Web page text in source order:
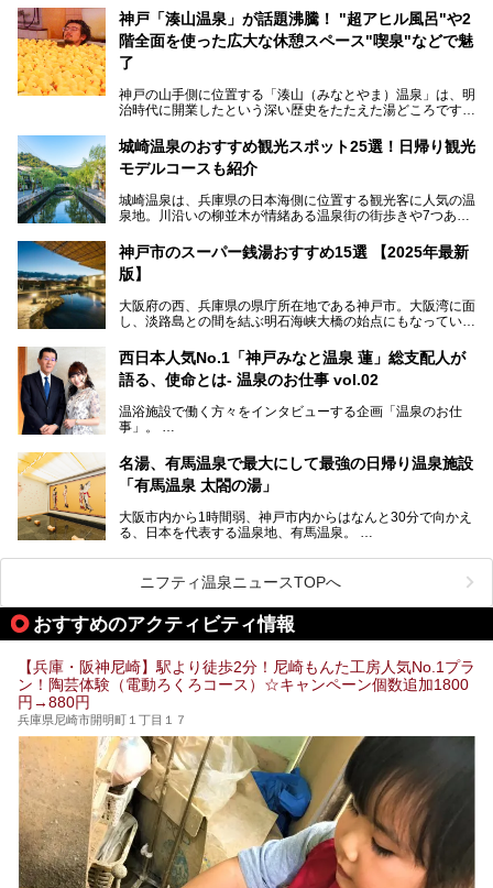
神戸「湊山温泉」が話題沸騰！ "超アヒル風呂"や2
階全面を使った広大な休憩スペース"喫泉"などで魅
了
神戸の山手側に位置する「湊山（みなとやま）温泉」は、明
治時代に開業したという深い歴史をたたえた湯どころです。
っぱいに浮かぶアヒルちゃん。さらに、ゆったりくつろげて
コワーキングも可能な休憩スペースも人気に。斬新な企画や
設備で人々をアッと驚かせる湊山温泉の魅力をリポートしま
城崎温泉のおすすめ観光スポット25選！日帰り観光
モデルコースも紹介
城崎温泉は、兵庫県の日本海側に位置する観光客に人気の温
泉地。川沿いの柳並木が情緒ある温泉街の街歩きや7つある
られています。鉄道の駅から温泉街が近く、歩いて回るのに
ちょうどよい規模で、日帰りでの訪問にもおすすめです。
の観光スポットをピックアップ。温泉やご当地グルメなどを
盛り込んだ日帰り観光モデルコースも紹介しているので、ぜ
神戸市のスーパー銭湯おすすめ15選 【2025年最新
版】
大阪府の西、兵庫県の県庁所在地である神戸市。大阪湾に面
し、淡路島との間を結ぶ明石海峡大橋の始点にもなっていま
華街をはじめ、きらびやかに発展したハーバーランドなど、
人気観光スポットもめじろ押しです。
そして、温泉好きの視点から見ると、神戸市といえば何とい
湯です。そのお湯をリーズナブルに体験できる健康ランドや
スーパー銭湯があったら……。今回はそんな希望に沿う施設
きます！
西日本人気No.1「神戸みなと温泉 蓮」総支配人が
語る、使命とは- 温泉のお仕事 vol.02
温浴施設で働く方々をインタビューする企画「温泉のお仕
事」。
ング西日本1位、2年連続「ベストオブ宿泊賞」に輝いた
「神戸みなと温泉 蓮」の魅力に迫りました！
名湯、有馬温泉で最大にして最強の日帰り温泉施設
「有馬温泉 太閤の湯」
大阪市内から1時間弱、神戸市内からはなんと30分で向かえ
る、日本を代表する温泉地、有馬温泉。
有名な「金泉」と「銀泉」に加え、人工のの炭酸泉まで楽し
める、ある意味「最強」ともいえる施設です。
今回は自慢のお湯をメインにその魅力の数々を紹介します！
ニフティ温泉ニュースTOPへ
おすすめのアクティビティ情報
【兵庫・阪神尼崎】駅より徒歩2分！尼崎もんた工房人気No.1プラ
ン！陶芸体験（電動ろくろコース）☆キャンペーン個数追加1800
円→880円
兵庫県尼崎市開明町１丁目１７